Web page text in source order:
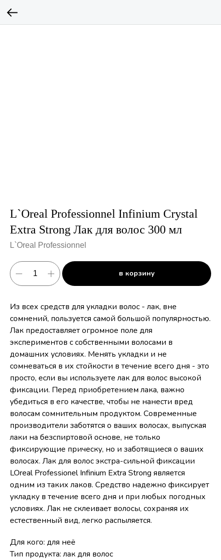
L`Oreal Professionnel Infinium Crystal
Extra Strong Лак для волос 300 мл
L`Oreal Professionnel
в корзину
Из всех средств для укладки волос - лак, вне
сомнений, пользуется самой большой популярностью.
Лак предоставляет огромное поле для
экспериментов с собственными волосами в
домашних условиях. Менять укладки и не
сомневаться в их стойкости в течение всего дня - это
просто, если вы используете лак для волос высокой
фиксации. Перед приобретением лака, важно
убедиться в его качестве, чтобы не нанести вред
волосам сомнительным продуктом. Современные
производители заботятся о ваших волосах, выпуская
лаки на безспиртовой основе, не только
фиксирующие прическу, но и заботящиеся о ваших
волосах. Лак для волос экстра-сильной фиксации
LOreal Professionel Infinium Extra Strong является
одним из таких лаков. Средство надежно фиксирует
укладку в течение всего дня и при любых погодных
условиях. Лак не склеивает волосы, сохраняя их
естественный вид, легко распыляется.
Для кого: для неё
Тип продукта: лак для волос